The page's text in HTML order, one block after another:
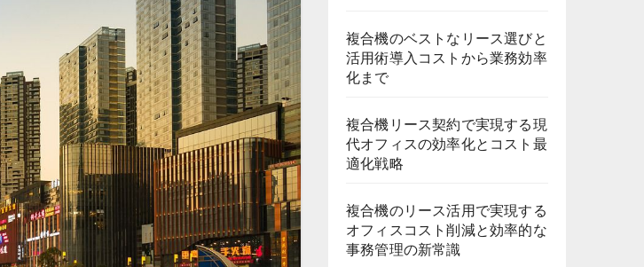
複合機のベストなリース選びと
活用術導入コストから業務効率
化まで
複合機リース契約で実現する現
代オフィスの効率化とコスト最
適化戦略
複合機のリース活用で実現する
オフィスコスト削減と効率的な
事務管理の新常識